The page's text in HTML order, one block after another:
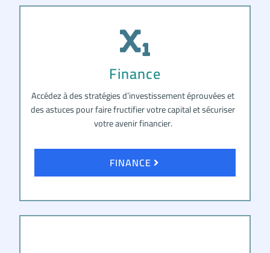
Finance
Accédez à des stratégies d’investissement éprouvées et
des astuces pour faire fructifier votre capital et sécuriser
votre avenir financier.
FINANCE